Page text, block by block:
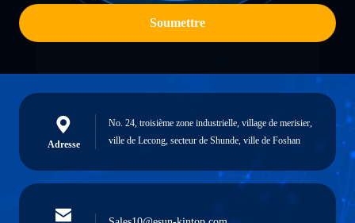
Soumettre
Adresse
No. 24, troisième zone industrielle, village de merisier,
ville de Lecong, secteur de Shunde, ville de Foshan